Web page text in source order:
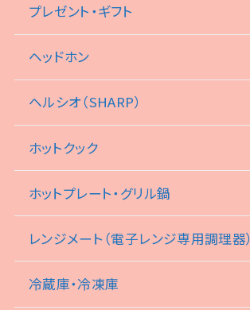
プレゼント・ギフト
ヘッドホン
ヘルシオ（SHARP）
ホットクック
ホットプレート・グリル鍋
レンジメート（電子レンジ専用調理器）
冷蔵庫・冷凍庫